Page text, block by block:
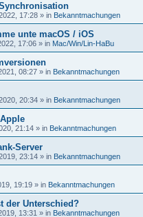
17:28 » in Bekanntmachungen
unte macOS / iOS
17:06 » in Mac/Win/Lin-HaBu
08:27 » in Bekanntmachungen
20:34 » in Bekanntmachungen
21:14 » in Bekanntmachungen
Server
23:14 » in Bekanntmachungen
19:19 » in Bekanntmachungen
der Unterschied?
13:31 » in Bekanntmachungen